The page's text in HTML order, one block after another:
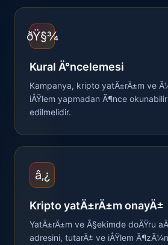
ðŸ§¾
Kural Ä°ncelemesi
Kampanya, kripto yatÄ±rÄ±m ve
iÅŸlem yapmadan Ã¶nce
edilmelidir.
â‚¿
Kripto yatÄ±rÄ±m onayÄ±
YatÄ±rÄ±m ve Ã§ekimde doÄŸru
adresini, tutarÄ± ve iÅŸlem